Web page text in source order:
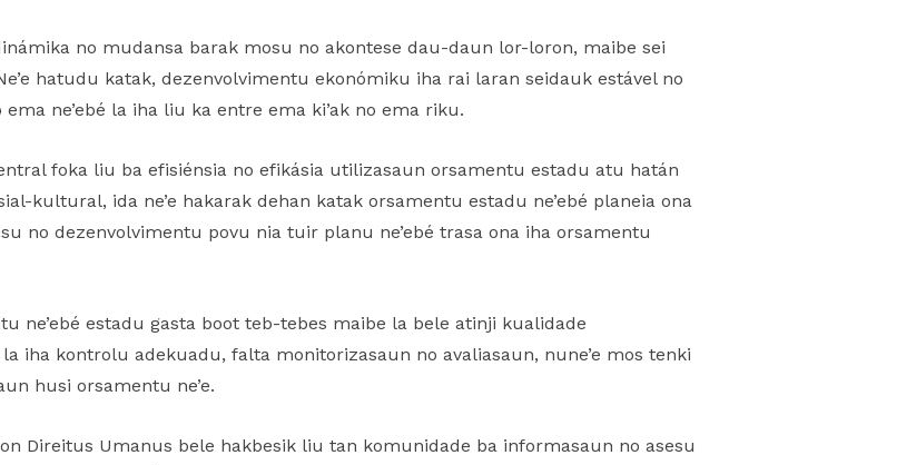
no mudansa barak mosu no akontese dau-daun lor-loron, maibe sei
hatudu katak, dezenvolvimentu ekonómiku iha rai laran seidauk estável no
ne’ebé la iha liu ka entre ema ki’ak no ema riku.
foka liu ba efisiénsia no efikásia utilizasaun orsamentu estadu atu hatán
kultural, ida ne’e hakarak dehan katak orsamentu estadu ne’ebé planeia ona
no dezenvolvimentu povu nia tuir planu ne’ebé trasa ona iha orsamentu
ne’ebé estadu gasta boot teb-tebes maibe la bele atinji kualidade
iha kontrolu adekuadu, falta monitorizasaun no avaliasaun, nune’e mos tenki
husi orsamentu ne’e.
Direitus Umanus bele hakbesik liu tan komunidade ba informasaun no asesu